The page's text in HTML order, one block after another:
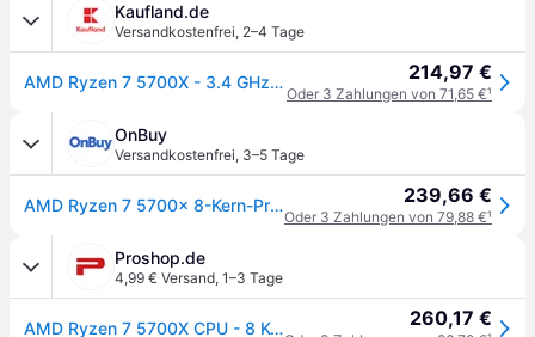
Kaufland.de
Versandkostenfrei, 2–4 Tage
AMD Ryzen 7 5700X - 3.4 GHz - 8 Kerne - 16 Threads - 32 MB Cache-Speicher - Socket AM4 - PIB/WOF 65W 214,97 €
Oder 3 Zahlungen von 71,65 €¹
OnBuy
Versandkostenfrei, 3–5 Tage
AMD Ryzen 7 5700x 8-Kern-Prozessor, 16 Threads, 3,4Ghz bis zu 4,6Ghz Turbo, 32MB Cache, 65W, ohne Kühler, ohne Grafik 239,66 €
Oder 3 Zahlungen von 79,88 €¹
Proshop.de
4,99 € Versand, 1–3 Tage
AMD Ryzen 7 5700X CPU - 8 Kerne - 3.4 GHz - AMD AM4 - AMD Boxed (ohne Kühler) 260,17 €